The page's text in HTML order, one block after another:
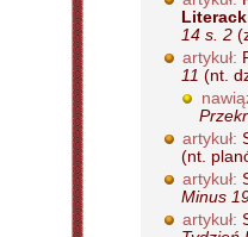
14 s. 2
artykuł:
11 (nt.
artykuł:
(nt.
artykuł:
Minus
artykuł: